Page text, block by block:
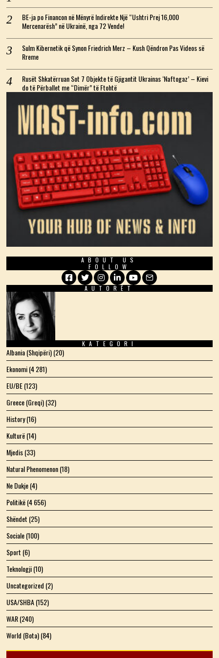
BE-ja po Financon në Mënyrë Indirekte Një “Ushtri Prej 16,000
Mercenarësh” në Ukrainë, nga 72 Vende!
Sulm Kibernetik që Synon Friedrich Merz – Kush Qëndron Pas Videos së
Rreme
Rusët Shkatërruan Sot 7 Objekte të Gjigantit Ukrainas ‘Naftogaz’ – Kievi
do të Përballet me “Dimër” të Ftohtë
ABOUT US
FOLLOW
Facebook
TwitterInstagram
LinkedIn
YouTube
Email
AUTORËT
KATEGORI
Albania (Shqipëri)(20)
Ekonomi(4 281)
EU/BE(123)
Greece (Greqi)(32)
History(16)
Kulturë(14)
Mjedis(33)
Natural Phenomenon(18)
Ne Dukje(4)
Politikë(4 656)
Shëndet (25)
Sociale(100)
Sport (6)
Teknologji(10)
Uncategorized (2)
USA/SHBA(152)
WAR(240)
World (Bota)(84)